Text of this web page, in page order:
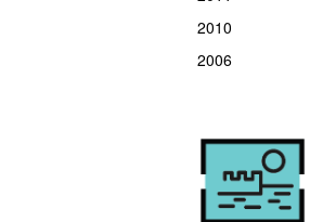
2010
2006